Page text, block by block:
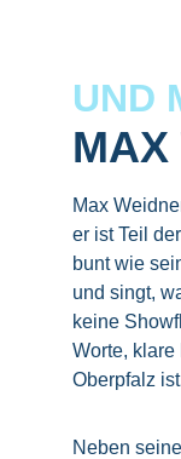
UND
Max
er ist Teil
bunt wie
und singt,
keine
Worte,
Oberpfalz
Neben
MAX